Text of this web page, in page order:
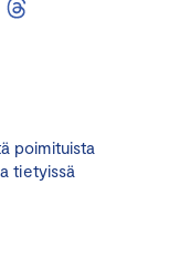
poimituista
tietyissä